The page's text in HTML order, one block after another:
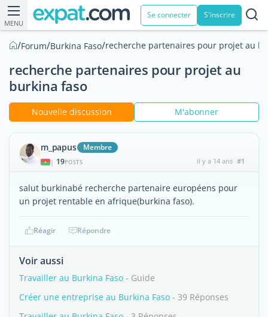
MENU
Se connecter S'inscrire
/Forum/Burkina Faso/recherche partenaires pour projet au
recherche partenaires pour projet au
burkina faso
Nouvelle discussion M'abonner
m_papus Membre
| 19POSTS il y a 14 ans #1
salut burkinabé recherche partenaire européens pour
un projet rentable en afrique(burkina faso).
Réagir Répondre
Voir aussi
Travailler au Burkina Faso - Guide
Créer une entreprise au Burkina Faso - 39 Réponses